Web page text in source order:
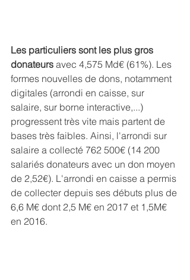
Les particuliers sont les plus gros
donateurs avec 4,575 Md€ (61%). Les
formes nouvelles de dons, notamment
digitales (arrondi en caisse, sur
salaire, sur borne interactive,...)
progressent très vite mais partent de
bases très faibles. Ainsi, l'arrondi sur
salaire a collecté 762 500€ (14 200
salariés donateurs avec un don moyen
de 2,52€). L'arrondi en caisse a permis
de collecter depuis ses débuts plus de
6,6 M€ dont 2,5 M€ en 2017 et 1,5M€
en 2016.